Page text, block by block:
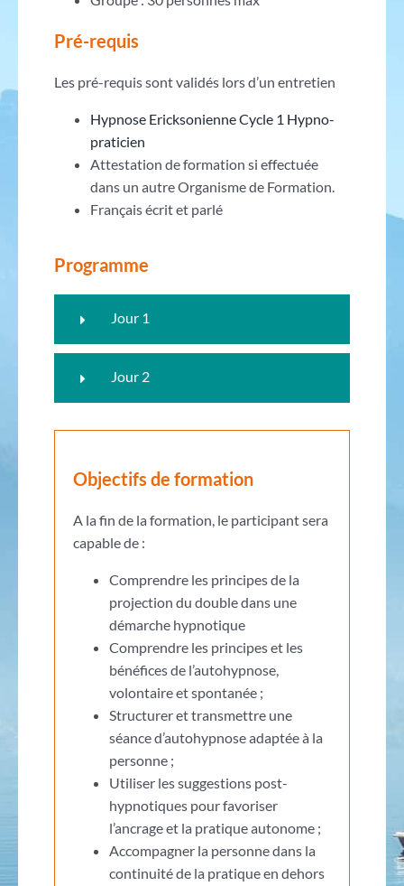
Pré-requis
Les pré-requis sont validés lors d’un entretien
Hypnose Ericksonienne Cycle 1 Hypno-
praticien
Attestation de formation si effectuée
dans un autre Organisme de Formation.
Français écrit et parlé
Programme
Jour 1
Jour 2
Objectifs de formation
A la fin de la formation, le participant sera
capable de :
Comprendre les principes de la
projection du double dans une
démarche hypnotique
Comprendre les principes et les
bénéfices de l’autohypnose,
volontaire et spontanée ;
Structurer et transmettre une
séance d’autohypnose adaptée à la
personne ;
Utiliser les suggestions post-
hypnotiques pour favoriser
l’ancrage et la pratique autonome ;
Accompagner la personne dans la
continuité de la pratique en dehors